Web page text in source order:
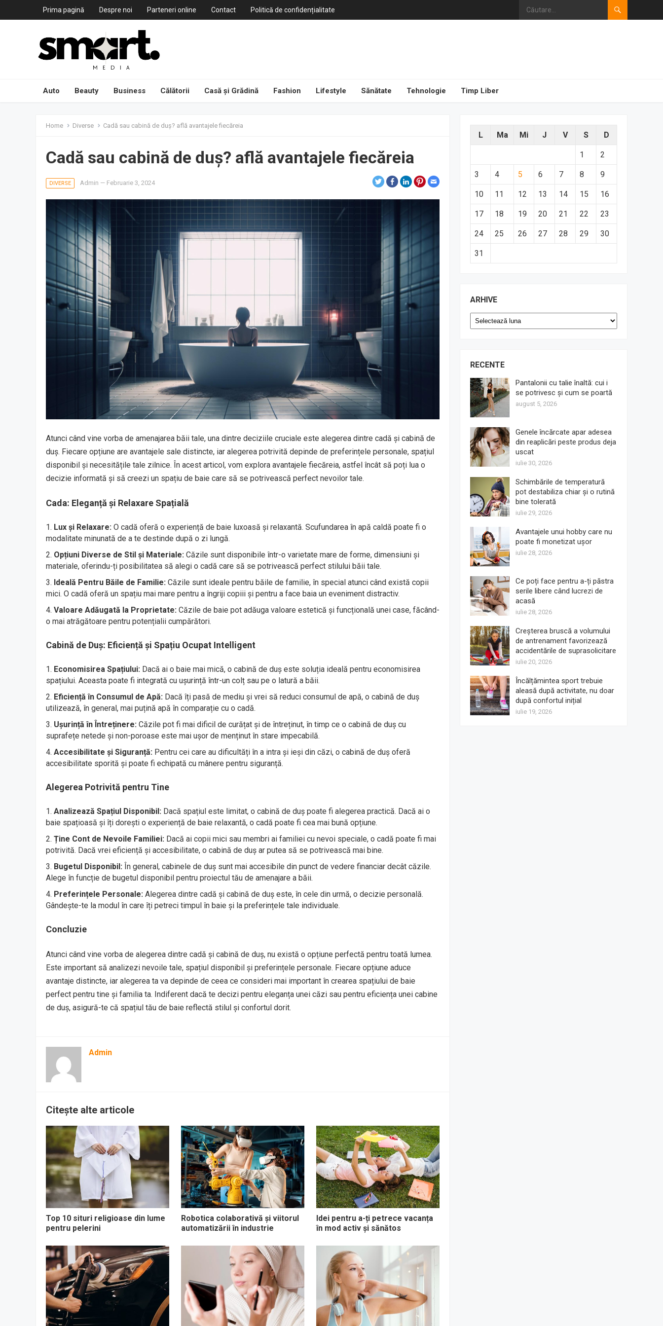
Prima pagină Despre noi Parteneri online Contact Politică de confidențialitate
Auto Beauty Business Călătorii Casă și Grădină Fashion Lifestyle Sănătate Tehnologie Timp Liber
Home Diverse Cadă sau cabină de duș? află avantajele fiecăreia
Cadă sau cabină de duș? află avantajele fiecăreia
DIVERSE Admin — Februarie 3, 2024
Atunci când vine vorba de amenajarea băii tale, una dintre deciziile cruciale este alegerea dintre cadă și cabină de
duș. Fiecare opțiune are avantajele sale distincte, iar alegerea potrivită depinde de preferințele personale, spațiul
disponibil și necesitățile tale zilnice. În acest articol, vom explora avantajele fiecăreia, astfel încât să poți lua o
decizie informată și să creezi un spațiu de baie care să se potrivească perfect nevoilor tale.
Cada: Eleganță și Relaxare Spațială
Lux și Relaxare: O cadă oferă o experiență de baie luxoasă și relaxantă. Scufundarea în apă caldă poate fi o
modalitate minunată de a te destinde după o zi lungă.
Opțiuni Diverse de Stil și Materiale: Căzile sunt disponibile într-o varietate mare de forme, dimensiuni și
materiale, oferindu-ți posibilitatea să alegi o cadă care să se potrivească perfect stilului băii tale.
Ideală Pentru Băile de Familie: Căzile sunt ideale pentru băile de familie, în special atunci când există copii
mici. O cadă oferă un spațiu mai mare pentru a îngriji copiii și pentru a face baia un eveniment distractiv.
Valoare Adăugată la Proprietate: Căzile de baie pot adăuga valoare estetică și funcțională unei case, făcând-
o mai atrăgătoare pentru potențialii cumpărători.
Cabină de Duș: Eficiență și Spațiu Ocupat Intelligent
Economisirea Spațiului: Dacă ai o baie mai mică, o cabină de duș este soluția ideală pentru economisirea
spațiului. Aceasta poate fi integrată cu ușurință într-un colț sau pe o latură a băii.
Eficiență în Consumul de Apă: Dacă îți pasă de mediu și vrei să reduci consumul de apă, o cabină de duș
utilizează, în general, mai puțină apă în comparație cu o cadă.
Ușurință în Întreținere: Căzile pot fi mai dificil de curățat și de întreținut, în timp ce o cabină de duș cu
suprafețe netede și non-poroase este mai ușor de menținut în stare impecabilă.
Accesibilitate și Siguranță: Pentru cei care au dificultăți în a intra și ieși din căzi, o cabină de duș oferă
accesibilitate sporită și poate fi echipată cu mânere pentru siguranță.
Alegerea Potrivită pentru Tine
Analizează Spațiul Disponibil: Dacă spațiul este limitat, o cabină de duș poate fi alegerea practică. Dacă ai o
baie spațioasă și îți dorești o experiență de baie relaxantă, o cadă poate fi cea mai bună opțiune.
Ține Cont de Nevoile Familiei: Dacă ai copii mici sau membri ai familiei cu nevoi speciale, o cadă poate fi mai
potrivită. Dacă vrei eficiență și accesibilitate, o cabină de duș ar putea să se potrivească mai bine.
Bugetul Disponibil: În general, cabinele de duș sunt mai accesibile din punct de vedere financiar decât căzile.
Alege în funcție de bugetul disponibil pentru proiectul tău de amenajare a băii.
Preferințele Personale: Alegerea dintre cadă și cabină de duș este, în cele din urmă, o decizie personală.
Gândește-te la modul în care îți petreci timpul în baie și la preferințele tale individuale.
Concluzie
Atunci când vine vorba de alegerea dintre cadă și cabină de duș, nu există o opțiune perfectă pentru toată lumea.
Este important să analizezi nevoile tale, spațiul disponibil și preferințele personale. Fiecare opțiune aduce
avantaje distincte, iar alegerea ta va depinde de ceea ce consideri mai important în crearea spațiului de baie
perfect pentru tine și familia ta. Indiferent dacă te decizi pentru eleganța unei căzi sau pentru eficiența unei cabine
de duș, asigură-te că spațiul tău de baie reflectă stilul și confortul dorit.
Admin
Citește alte articole
Top 10 situri religioase din lume
pentru pelerini
Robotica colaborativă și viitorul
automatizării în industrie
Idei pentru a-ți petrece vacanța
în mod activ și sănătos
L Ma Mi J V S D
1 2
3 4 5 6 7 8 9
10 11 12 13 14 15 16
17 18 19 20 21 22 23
24 25 26 27 28 29 30
31
ARHIVE
Arhive
RECENTE
Pantalonii cu talie înaltă: cui i
se potrivesc și cum se poartă
august 5, 2026
Genele încărcate apar adesea
din reaplicări peste produs deja
uscat
iulie 30, 2026
Schimbările de temperatură
pot destabiliza chiar și o rutină
bine tolerată
iulie 29, 2026
Avantajele unui hobby care nu
poate fi monetizat ușor
iulie 28, 2026
Ce poți face pentru a-ți păstra
serile libere când lucrezi de
acasă
iulie 28, 2026
Creșterea bruscă a volumului
de antrenament favorizează
accidentările de suprasolicitare
iulie 20, 2026
Încălțămintea sport trebuie
aleasă după activitate, nu doar
după confortul inițial
iulie 19, 2026